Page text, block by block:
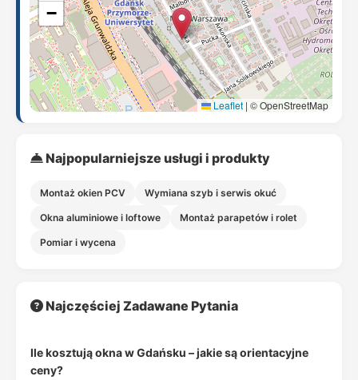
−
Leaflet | © OpenStreetMap
Najpopularniejsze usługi i produkty
Montaż okien PCV Wymiana szyb i serwis okuć
Okna aluminiowe i loftowe Montaż parapetów i rolet
Pomiar i wycena
Najczęściej Zadawane Pytania
Ile kosztują okna w Gdańsku – jakie są orientacyjne
ceny?